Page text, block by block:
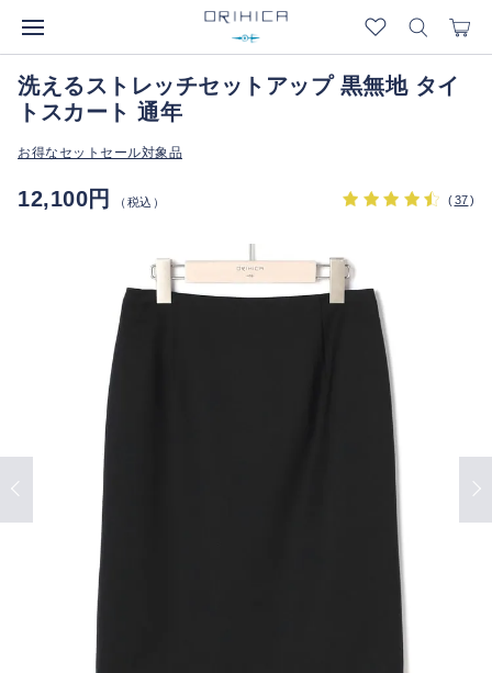
洗えるストレッチセットアップ 黒無地 タイ
トスカート 通年
お得なセットセール対象品
12,100円 （税込） (37)